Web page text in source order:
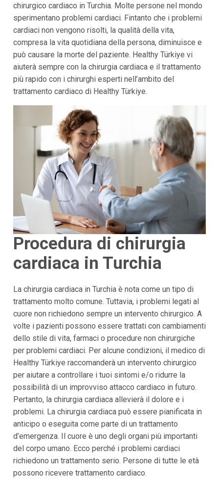
chirurgico cardiaco in Turchia. Molte persone nel mondo
sperimentano problemi cardiaci. Fintanto che i problemi
cardiaci non vengono risolti, la qualità della vita,
compresa la vita quotidiana della persona, diminuisce e
può causare la morte del paziente. Healthy Türkiye vi
aiuterà sempre con la chirurgia cardiaca e il trattamento
più rapido con i chirurghi esperti nell’ambito del
trattamento cardiaco di Healthy Türkiye.
Procedura di chirurgia
cardiaca in Turchia
La chirurgia cardiaca in Turchia è nota come un tipo di
trattamento molto comune. Tuttavia, i problemi legati al
cuore non richiedono sempre un intervento chirurgico. A
volte i pazienti possono essere trattati con cambiamenti
dello stile di vita, farmaci o procedure non chirurgiche
per problemi cardiaci. Per alcune condizioni, il medico di
Healthy Türkiye raccomanderà un intervento chirurgico
per aiutare a controllare i tuoi sintomi e/o ridurre la
possibilità di un improvviso attacco cardiaco in futuro.
Pertanto, la chirurgia cardiaca allevierà il dolore e i
problemi. La chirurgia cardiaca può essere pianificata in
anticipo o eseguita come parte di un trattamento
d’emergenza. Il cuore è uno degli organi più importanti
del corpo umano. Ecco perché i problemi cardiaci
richiedono un trattamento serio. Persone di tutte le età
possono ricevere trattamento cardiaco.